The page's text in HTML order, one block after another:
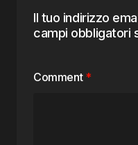
Il tuo indirizzo
campi obbligatori
Comment *